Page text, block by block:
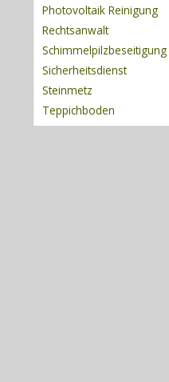
Photovoltaik Reinigung
Rechtsanwalt
Schimmelpilzbeseitigung
Sicherheitsdienst
Steinmetz
Teppichboden
Tresor